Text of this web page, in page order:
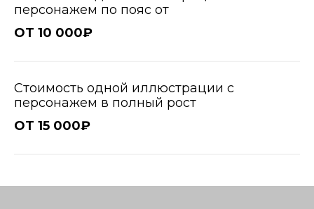
персонажем по пояс от
ОТ 10 000₽
Стоимость одной иллюстрации с
персонажем в полный рост
ОТ 15 000₽